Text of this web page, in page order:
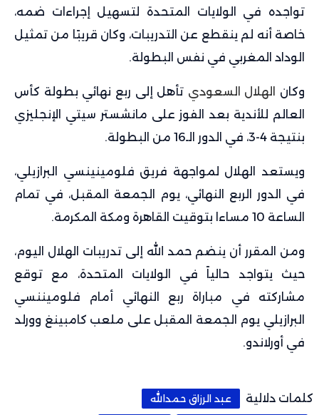
تواجده في الولايات المتحدة لتسهيل إجراءات ضمه،
خاصة أنه لم ينقطع عن التدريبات، وكان قريبًا من تمثيل
الوداد المغربي في نفس البطولة.
وكان الهلال السعودي تأهل إلى ربع نهائي بطولة كأس
العالم للأندية بعد الفوز على مانشستر سيتي الإنجليزي
بنتيجة 4-3، في الدور الـ16 من البطولة.
ويستعد الهلال لمواجهة فريق فلومينينسي البرازيلي،
في الدور الربع النهائي، يوم الجمعة المقبل، في تمام
الساعة 10 مساءا بتوقيت القاهرة ومكة المكرمة.
ومن المقرر أن ينضم حمد الله إلى تدريبات الهلال اليوم،
حيث يتواجد حالياً في الولايات المتحدة، مع توقع
مشاركته في مباراة ربع النهائي أمام فلوميننسي
البرازيلي يوم الجمعة المقبل على ملعب كامبينغ وورلد
في أورلاندو.
كلمات دلالية
عبد الرزاق حمدالله